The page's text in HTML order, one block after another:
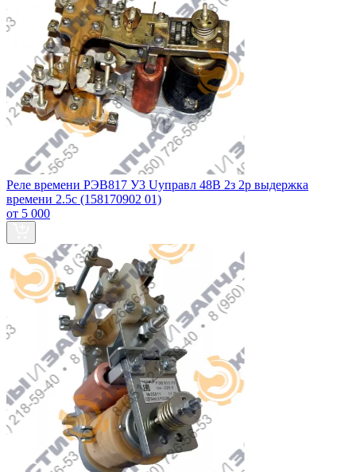
Реле времени РЭВ817 У3 Uуправл 48В 2з 2р выдержка
времени 2.5с (158170902 01)
от 5 000